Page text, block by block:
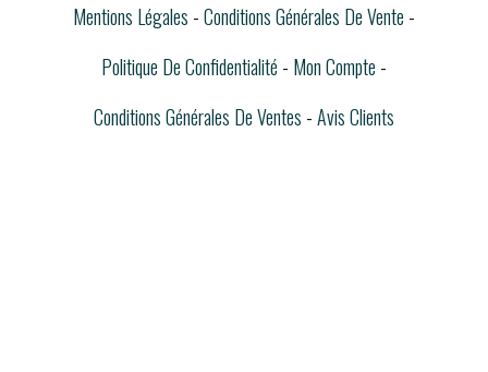
Mentions Légales Conditions Générales De Vente
Politique De Confidentialité
Mon Compte
Conditions Générales De Ventes Avis Clients